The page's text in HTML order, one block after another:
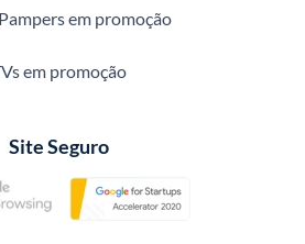
em promoção
em promoção
Site Seguro